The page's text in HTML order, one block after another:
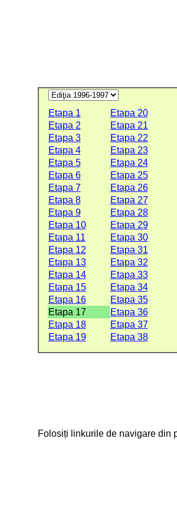
Etapa 1
Etapa 20
Etapa 2
Etapa 21
Etapa 3
Etapa 22
Etapa 4
Etapa 23
Etapa 5
Etapa 24
Etapa 6
Etapa 25
Etapa 7
Etapa 26
Etapa 8
Etapa 27
Etapa 9
Etapa 28
Etapa 10
Etapa 29
Etapa 11
Etapa 30
Etapa 12
Etapa 31
Etapa 13
Etapa 32
Etapa 14
Etapa 33
Etapa 15
Etapa 34
Etapa 16
Etapa 35
Etapa 17
Etapa 36
Etapa 18
Etapa 37
Etapa 19
Etapa 38
Folosiți linkurile de navigare din